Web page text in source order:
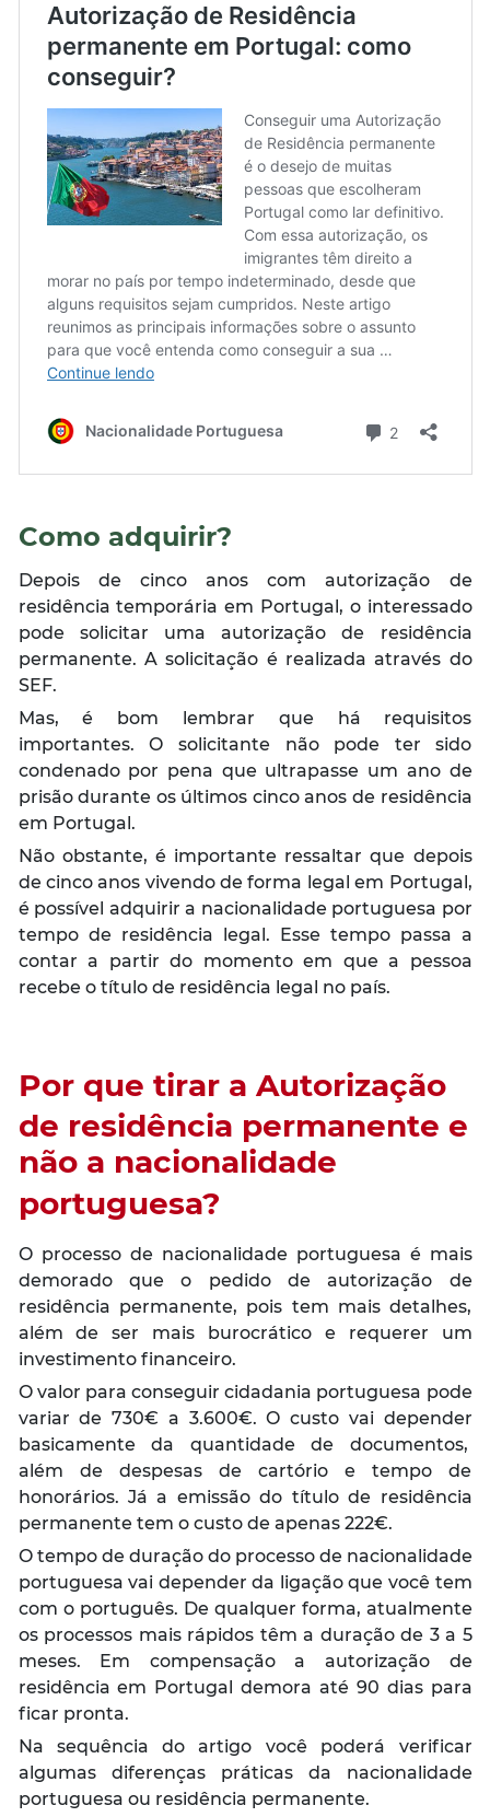
Como adquirir?
Depois de cinco anos com autorização de
residência temporária em Portugal, o interessado
pode solicitar uma autorização de residência
permanente. A solicitação é realizada através do
SEF.
Mas, é bom lembrar que há requisitos
importantes. O solicitante não pode ter sido
condenado por pena que ultrapasse um ano de
prisão durante os últimos cinco anos de residência
em Portugal.
Não obstante, é importante ressaltar que depois
de cinco anos vivendo de forma legal em Portugal,
é possível adquirir a nacionalidade portuguesa por
tempo de residência legal. Esse tempo passa a
contar a partir do momento em que a pessoa
recebe o título de residência legal no país.
Por que tirar a Autorização
de residência permanente e
não a nacionalidade
portuguesa?
O processo de nacionalidade portuguesa é mais
demorado que o pedido de autorização de
residência permanente, pois tem mais detalhes,
além de ser mais burocrático e requerer um
investimento financeiro.
O valor para conseguir cidadania portuguesa pode
variar de 730€ a 3.600€. O custo vai depender
basicamente da quantidade de documentos,
além de despesas de cartório e tempo de
honorários. Já a emissão do título de residência
permanente tem o custo de apenas 222€.
O tempo de duração do processo de nacionalidade
portuguesa vai depender da ligação que você tem
com o português. De qualquer forma, atualmente
os processos mais rápidos têm a duração de 3 a 5
meses. Em compensação a autorização de
residência em Portugal demora até 90 dias para
ficar pronta.
Na sequência do artigo você poderá verificar
algumas diferenças práticas da nacionalidade
portuguesa ou residência permanente.